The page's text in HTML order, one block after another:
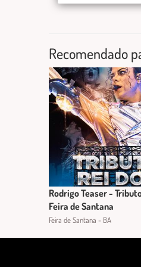
Recomendado
Rodrigo Teaser -
Feira de Santana
Feira de Santana - BA